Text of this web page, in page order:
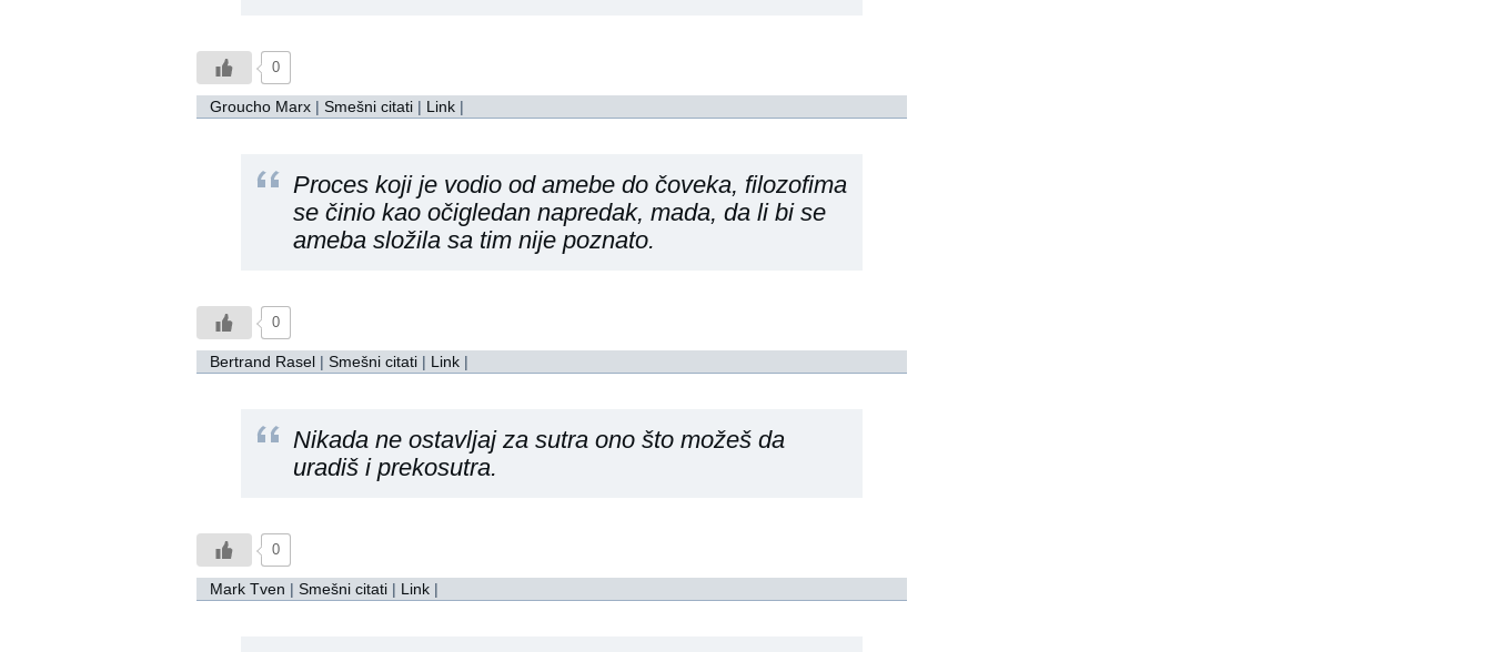
0
Groucho Marx | Smešni citati | Link |
Proces koji je vodio od amebe do čoveka, filozofima
se činio kao očigledan napredak, mada, da li bi se
ameba složila sa tim nije poznato.
0
Bertrand Rasel | Smešni citati | Link |
Nikada ne ostavljaj za sutra ono što možeš da
uradiš i prekosutra.
0
Mark Tven | Smešni citati | Link |